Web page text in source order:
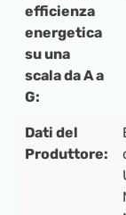
efficienza
energetica
su una
scala da A a
G:
Dati del
Produttore: